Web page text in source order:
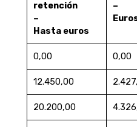
retención
–
Hasta euros
–
0,00 0,00
12.450,00
20.200,00